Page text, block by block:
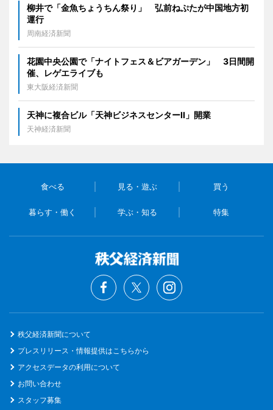
柳井で「金魚ちょうちん祭り」 弘前ねぷたが中国地方初
運行
周南経済新聞
花園中央公園で「ナイトフェス＆ビアガーデン」 3日間開
催、レゲエライブも
東大阪経済新聞
天神に複合ビル「天神ビジネスセンターII」開業
天神経済新聞
食べる 見る・遊ぶ 買う
暮らす・働く 学ぶ・知る 特集
秩父経済新聞について
プレスリリース・情報提供はこちらから
アクセスデータの利用について
お問い合わせ
スタッフ募集